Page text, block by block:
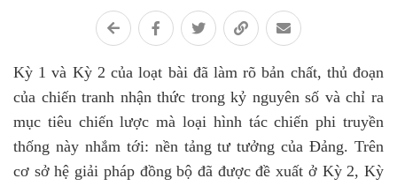
Kỳ 1 và Kỳ 2 của loạt bài đã làm rõ bản chất, thủ đoạn
của chiến tranh nhận thức trong kỷ nguyên số và chỉ ra
mục tiêu chiến lược mà loại hình tác chiến phi truyền
thống này nhắm tới: nền tảng tư tưởng của Đảng. Trên
cơ sở hệ giải pháp đồng bộ đã được đề xuất ở Kỳ 2, Kỳ